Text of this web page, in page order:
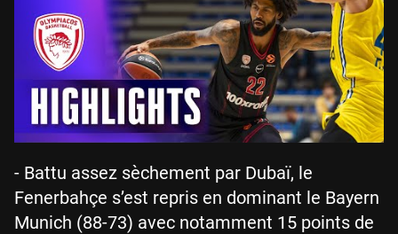
- Battu assez sèchement par Dubaï, le
Fenerbahçe s’est repris en dominant le Bayern
Munich (88-73) avec notamment 15 points de